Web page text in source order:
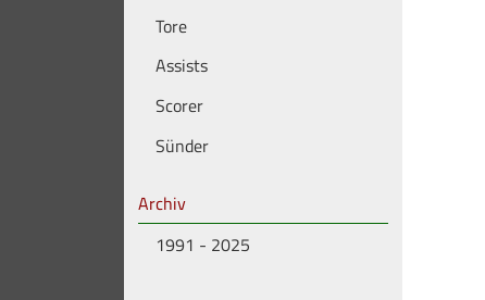
Tore
Assists
Scorer
Sünder
Archiv
1991 - 2025